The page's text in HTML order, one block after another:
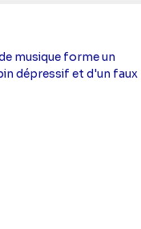
musique forme un
dépressif et d'un faux